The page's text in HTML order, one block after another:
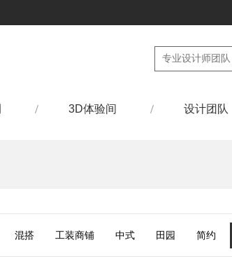
3D体验间 设计团队
混搭 工装商铺 中式 田园 简约